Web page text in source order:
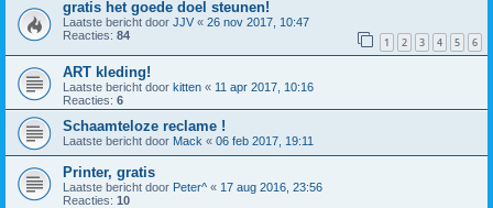
gratis het goede doel steunen!
Laatste bericht door JJV « 26 nov 2017, 10:47
Reacties: 84 1 2 3 4 5 6
ART kleding!
Laatste bericht door kitten « 11 apr 2017, 10:16
Reacties: 6
Schaamteloze reclame !
Laatste bericht door Mack « 06 feb 2017, 19:11
Printer, gratis
Laatste bericht door Peter^ « 17 aug 2016, 23:56
Reacties: 10